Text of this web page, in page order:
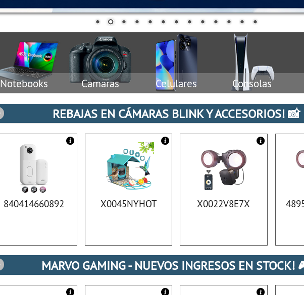
Notebooks Camaras Celulares Consolas
REBAJAS EN CÁMARAS BLINK Y ACCESORIOS! 📸
840414660892 X0045NYHOT X0022V8E7X
MARVO GAMING - NUEVOS INGRESOS EN STOCK!